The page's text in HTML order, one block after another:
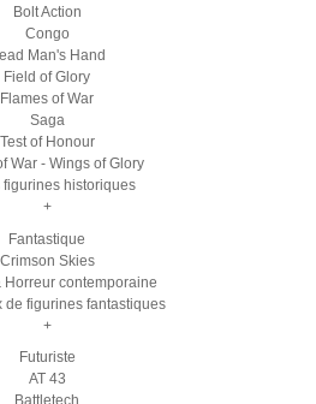
Bolt Action
Congo
Man's Hand
Field of Glory
Flames of War
Saga
Test of Honour
War - Wings of Glory
figurines historiques
+
Fantastique
Crimson Skies
Horreur contemporaine
de figurines fantastiques
+
Futuriste
AT 43
Battletech